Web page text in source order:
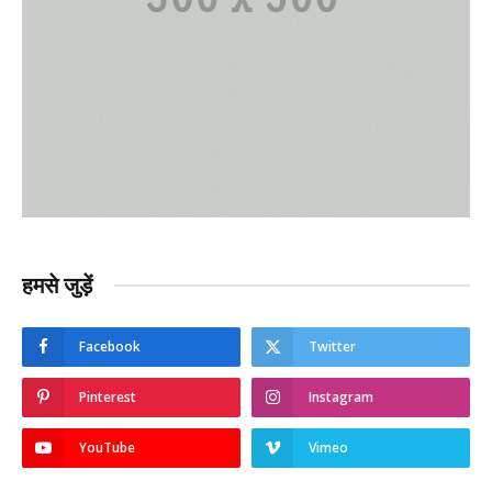
हमसे जुड़ें
Facebook Twitter
Pinterest Instagram
YouTube Vimeo